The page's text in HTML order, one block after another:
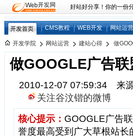
好站好分享！你的一份
开发首页 CMS教程 WEB开发 网站运营
开发学院 网站运营 建站心得 做
做GOOGLE广告
2010-12-07 07:59:34 来
关注谷汶锴的微博
核心提示： GOOGLE广告
誉度最高受到广大草根站